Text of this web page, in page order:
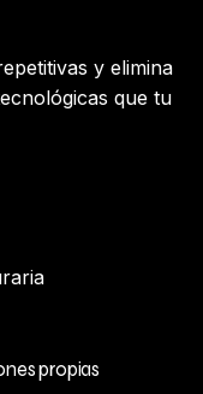
y elimina
que tu
propias